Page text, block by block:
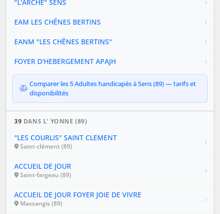
"L'ARCHE" SENS
EAM LES CHÊNES BERTINS
EANM "LES CHÊNES BERTINS"
FOYER D'HEBERGEMENT APAJH
Comparer les 5 Adultes handicapés à Sens (89) — tarifs et
disponibilités
39 DANS L' YONNE (89)
"LES COURLIS" SAINT CLEMENT
Saint-clément (89)
ACCUEIL DE JOUR
Saint-fargeau (89)
ACCUEIL DE JOUR FOYER JOIE DE VIVRE
Massangis (89)